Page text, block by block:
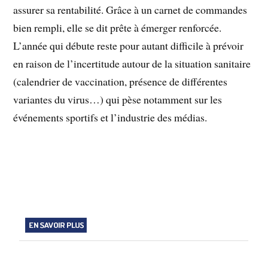
assurer sa rentabilité. Grâce à un carnet de commandes
bien rempli, elle se dit prête à émerger renforcée.
L’année qui débute reste pour autant difficile à prévoir
en raison de l’incertitude autour de la situation sanitaire
(calendrier de vaccination, présence de différentes
variantes du virus…) qui pèse notamment sur les
événements sportifs et l’industrie des médias.